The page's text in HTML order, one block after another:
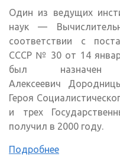
Один из ведущих
наук —
соответствии с
СССР № 30 от 14
был назначен
Алексеевич
Героя
и трех
получил в 2000 году.
Подробнее